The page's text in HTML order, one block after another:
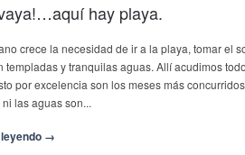
hay playa.
crece la necesidad de ir a la playa, tomar el
templadas y tranquilas aguas. Allí acudimos
por excelencia son los meses más
las aguas son...
→